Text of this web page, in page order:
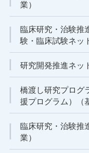
業）
臨床研究・治験推
験・臨床試験ネッ
研究開発推進ネッ
橋渡し研究プログ
援プログラム）（
臨床研究・治験推
業）